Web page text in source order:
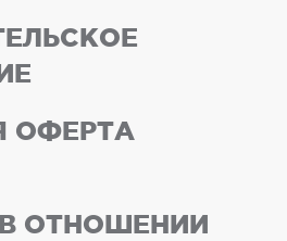
ОФЕРТА
ОТНОШЕНИИ